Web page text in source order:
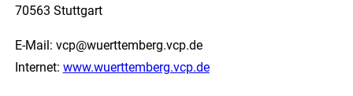
70563 Stuttgart
E-Mail: vcp@wuerttemberg.vcp.de
Internet: www.wuerttemberg.vcp.de